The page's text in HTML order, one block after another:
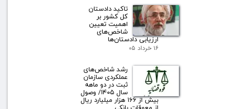
تاکید دادستان
کل کشور بر
اهمیت تعیین
شاخص‌های
ارزیابی دادستان‌ها
۱۶ خرداد ۰۵
رشد شاخص‌های
عملکردی سازمان
ثبت در دو ماهه
سال ۱۴۰۵/ وصول
بیش از ۱۶۶ هزار میلیارد ریال